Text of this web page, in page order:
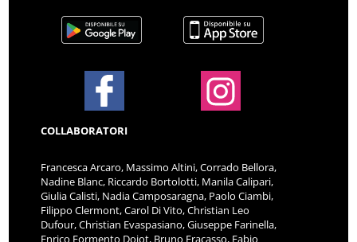
COLLABORATORI
Francesca Arcaro, Massimo Altini, Corrado Bellora,
Nadine Blanc, Riccardo Bortolotti, Manila Calipari,
Giulia Calisti, Nadia Camposaragna, Paolo Ciambi,
Filippo Clermont, Carol Di Vito, Christian Leo
Dufour, Christian Evaspasiano, Giuseppe Farinella,
Enrico Formento Dojot, Bruno Fracasso, Fabio